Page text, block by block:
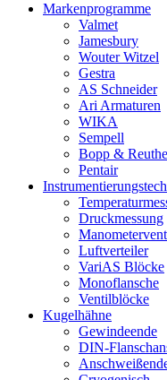
Markenprogramme
Valmet
Jamesbury
Wouter Witzel
Gestra
AS Schneider
Ari Armaturen
WIKA
Sempell
Bopp &
Pentair
Druckmessung
Luftverteiler
VariAS Blöcke
Monoflansche
Ventilblöcke
Kugelhähne
Gewindeende
DIN-